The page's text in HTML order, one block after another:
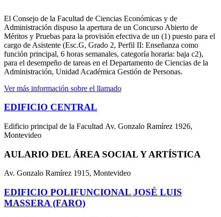
El Consejo de la Facultad de Ciencias Económicas y de
Administración dispuso la apertura de un Concurso Abierto de
Méritos y Pruebas para la provisión efectiva de un (1) puesto para el
cargo de Asistente (Esc.G, Grado 2, Perfil II: Enseñanza como
función principal, 6 horas semanales, categoría horaria: baja c2),
para el desempeño de tareas en el Departamento de Ciencias de la
Administración, Unidad Académica Gestión de Personas.
Ver más información sobre el llamado
EDIFICIO CENTRAL
Edificio principal de la Facultad Av. Gonzalo Ramírez 1926,
Montevideo
AULARIO DEL ÁREA SOCIAL Y ARTÍSTICA
Av. Gonzalo Ramírez 1915, Montevideo
EDIFICIO POLIFUNCIONAL JOSÉ LUIS
MASSERA (FARO)